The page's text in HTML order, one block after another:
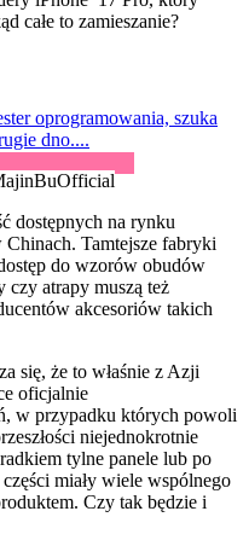
całe to zamieszanie?
oprogramowania, szuka
dno....
dostępnych na rynku
Tamtejsze fabryki
do wzorów obudów
czy atrapy muszą też
akcesoriów takich
się, że to właśnie z Azji
oficjalnie
w przypadku których powoli
niejednokrotnie
tylne panele lub po
miały wiele wspólnego
Czy tak będzie i